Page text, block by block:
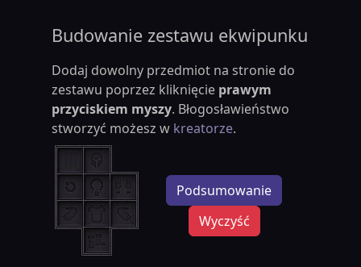
Budowanie zestawu ekwipunku
Dodaj dowolny przedmiot na stronie do
zestawu poprzez kliknięcie prawym
przyciskiem myszy. Błogosławieństwo
stworzyć możesz w kreatorze.
Podsumowanie
Wyczyść